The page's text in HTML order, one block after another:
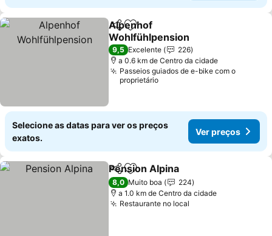
PartilharAdicionar aos favoritos
Alpenhof
Wohlfühlpension
9,5 Excelente
226
a 0.6 km de Centro da cidade
Passeios guiados de e-bike com o
proprietário
Selecione as datas para ver os preços
exatos.
Ver preços
PartilharAdicionar aos favoritos
Pension Alpina
8,0 Muito boa
224
a 1.0 km de Centro da cidade
Restaurante no local